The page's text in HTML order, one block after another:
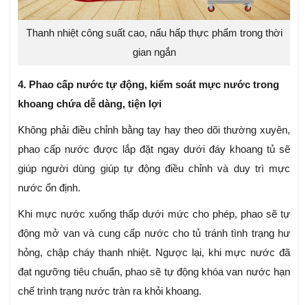
Thanh nhiệt công suất cao, nấu hấp thực phẩm trong thời
gian ngắn
4. Phao cấp nước tự động, kiểm soát mực nước trong
khoang chứa dễ dàng, tiện lợi
Không phải điều chỉnh bằng tay hay theo dõi thường xuyên,
phao cấp nước được lắp đặt ngay dưới đáy khoang tủ sẽ
giúp người dùng giúp tự động điều chỉnh và duy trì mực
nước ổn định.
Khi mực nước xuống thấp dưới mức cho phép, phao sẽ tự
động mở van và cung cấp nước cho tủ tránh tình trạng hư
hỏng, chập cháy thanh nhiệt. Ngược lại, khi mực nước đã
đạt ngưỡng tiêu chuẩn, phao sẽ tự động khóa van nước hạn
chế trình trạng nước tràn ra khỏi khoang.